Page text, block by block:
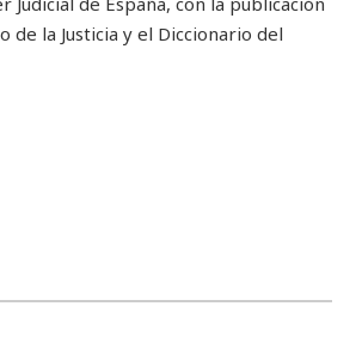
de la Justicia y el Diccionario del